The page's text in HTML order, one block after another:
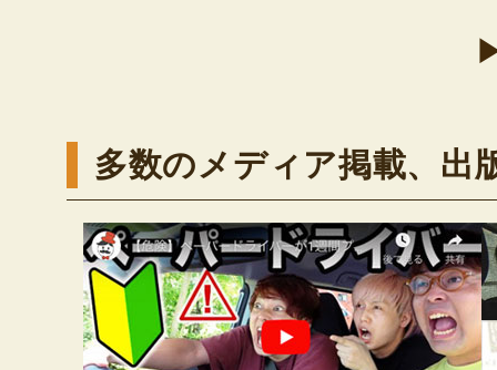
多数のメディア掲載、出